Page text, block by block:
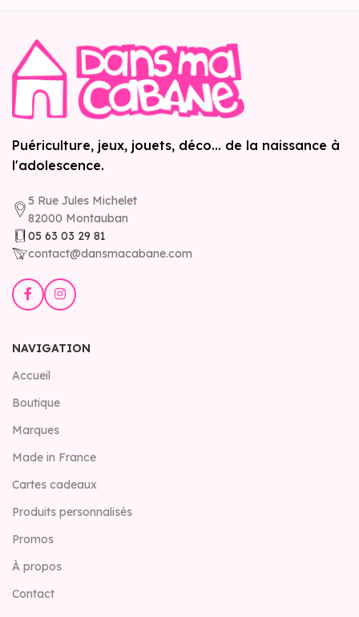
Puériculture, jeux, jouets, déco... de la naissance à
l'adolescence.
5 Rue Jules Michelet
82000 Montauban
05 63 03 29 81
contact@dansmacabane.com
NAVIGATION
Accueil
Boutique
Marques
Made in France
Cartes cadeaux
Produits personnalisés
Promos
À propos
Contact